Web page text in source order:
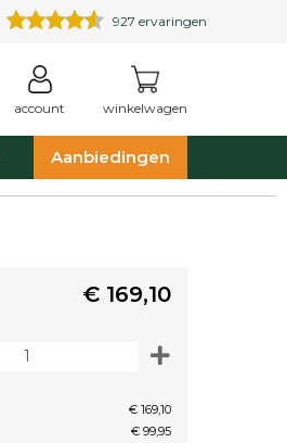
927 ervaringen
account winkelwagen
Aanbiedingen
€ 169,10
€ 169,10
€ 99,95